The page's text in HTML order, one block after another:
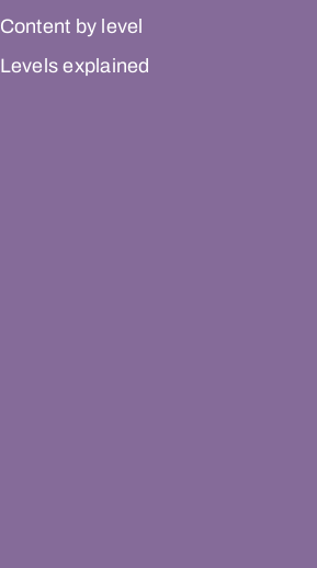
Content by level
Levels explained